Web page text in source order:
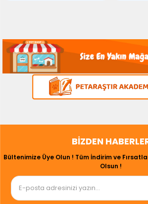
BIZDEN
Bültenimize Üye Olun ! Tüm İndirim ve
Olsun !